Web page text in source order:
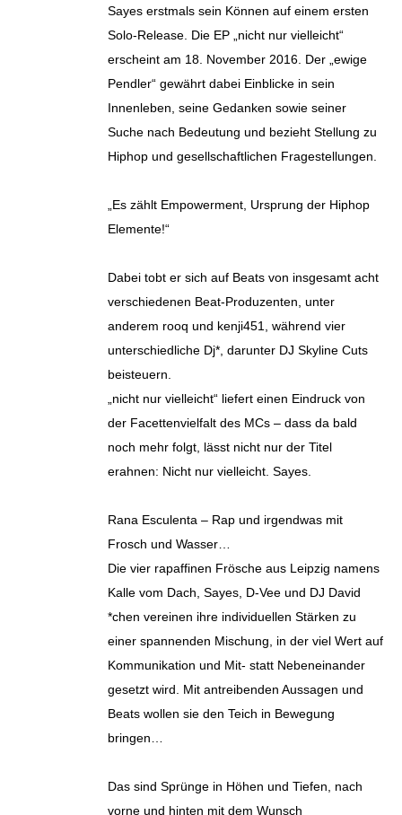
Sayes erstmals sein Können auf einem ersten
Solo-Release. Die EP „nicht nur vielleicht“
erscheint am 18. November 2016. Der „ewige
Pendler“ gewährt dabei Einblicke in sein
Innenleben, seine Gedanken sowie seiner
Suche nach Bedeutung und bezieht Stellung zu
Hiphop und gesellschaftlichen Fragestellungen.
„Es zählt Empowerment, Ursprung der Hiphop
Elemente!“
Dabei tobt er sich auf Beats von insgesamt acht
verschiedenen Beat-Produzenten, unter
anderem rooq und kenji451, während vier
unterschiedliche Dj*, darunter DJ Skyline Cuts
beisteuern.
„nicht nur vielleicht“ liefert einen Eindruck von
der Facettenvielfalt des MCs – dass da bald
noch mehr folgt, lässt nicht nur der Titel
erahnen: Nicht nur vielleicht. Sayes.
Rana Esculenta – Rap und irgendwas mit
Frosch und Wasser…
Die vier rapaffinen Frösche aus Leipzig namens
Kalle vom Dach, Sayes, D-Vee und DJ David
*chen vereinen ihre individuellen Stärken zu
einer spannenden Mischung, in der viel Wert auf
Kommunikation und Mit- statt Nebeneinander
gesetzt wird. Mit antreibenden Aussagen und
Beats wollen sie den Teich in Bewegung
bringen…
Das sind Sprünge in Höhen und Tiefen, nach
vorne und hinten mit dem Wunsch